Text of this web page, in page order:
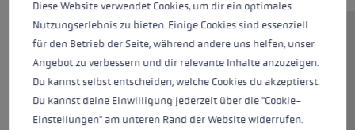
Bâton de marche nordique pour
enfants avec poignée Shark 2.0.
Ainsi, la dragonne peut rester
fixe sur la main et peut être
rapidement enclenchée et
Diese Website verwendet Cookies, um dir ein optimales
Nutzungserlebnis zu bieten. Einige Cookies sind essenziell
für den Betrieb der Seite, während andere uns helfen, unser
Angebot zu verbessern und dir relevante Inhalte anzuzeigen.
Du kannst selbst entscheiden, welche Cookies du akzeptierst.
Du kannst deine Einwilligung jederzeit über die "Cookie-
Einstellungen" am unteren Rand der Website widerrufen.